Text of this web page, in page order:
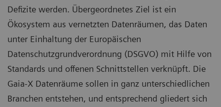
Defizite werden. Übergeordnetes Ziel ist ein
Ökosystem aus vernetzten Datenräumen, das Daten
unter Einhaltung der Europäischen
Datenschutzgrundverordnung (DSGVO) mit Hilfe von
Standards und offenen Schnittstellen verknüpft. Die
Gaia-X Datenräume sollen in ganz unterschiedlichen
Branchen entstehen, und entsprechend gliedert sich